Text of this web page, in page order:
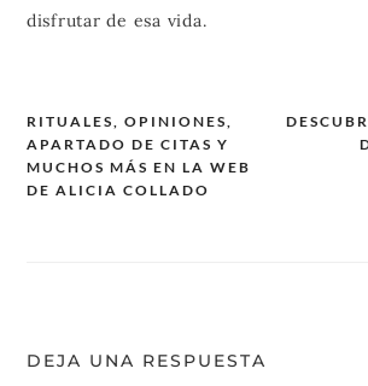
disfrutar de esa vida.
Navegación
de
RITUALES, OPINIONES,
APARTADO DE CITAS Y
MUCHOS MÁS EN LA WEB
DE ALICIA COLLADO
DEJA UNA RESPUESTA